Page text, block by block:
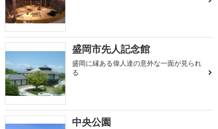
盛岡市先人記念館
盛岡に縁ある偉人達の意外な一面が見られ
る
中央公園